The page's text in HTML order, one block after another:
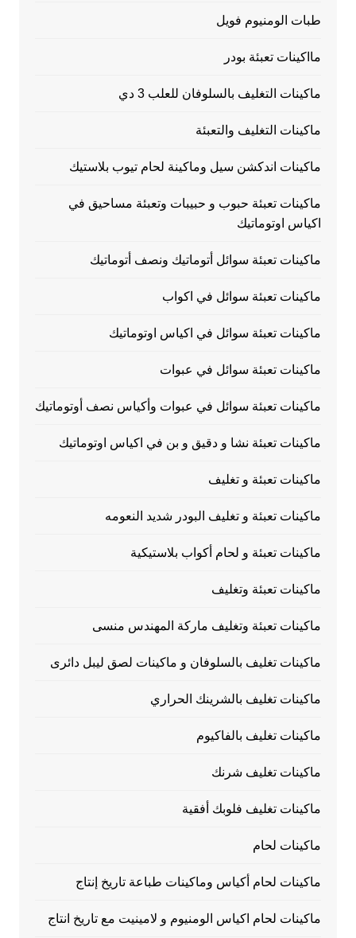
طبات الومنيوم فويل
مااكينات تعبئة بودر
ماكينات التغليف بالسلوفان للعلب 3 دي
ماكينات التغليف والتعبئة
ماكينات اندكشن سيل وماكينة لحام تيوب بلاستيك
ماكينات تعبئة حبوب و حبيبات وتعبئة مساحيق في
اكياس اوتوماتيك
ماكينات تعبئة سوائل أتوماتيك ونصف أتوماتيك
ماكينات تعبئة سوائل في اكواب
ماكينات تعبئة سوائل في اكياس اوتوماتيك
ماكينات تعبئة سوائل في عبوات
ماكينات تعبئة سوائل في عبوات وأكياس نصف أوتوماتيك
ماكينات تعبئة نشا و دقيق و بن في اكياس اوتوماتيك
ماكينات تعبئة و تغليف
ماكينات تعبئة و تغليف البودر شديد النعومه
ماكينات تعبئة و لحام أكواب بلاستيكية
ماكينات تعبئة وتغليف
ماكينات تعبئة وتغليف ماركة المهندس منسى
ماكينات تغليف بالسلوفان و ماكينات لصق ليبل دائرى
ماكينات تغليف بالشرينك الحراري
ماكينات تغليف بالفاكيوم
ماكينات تغليف شرنك
ماكينات تغليف فلوبك أفقية
ماكينات لحام
ماكينات لحام أكياس وماكينات طباعة تاريخ إنتاج
ماكينات لحام اكياس الومنيوم و لامينيت مع تاريخ انتاج